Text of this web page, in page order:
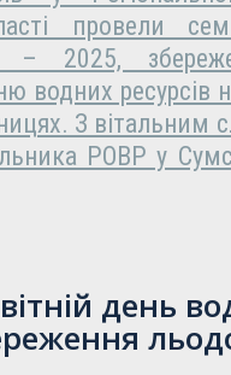
провели
– 2025,
водних ресурсів
З вітальним
РОВР у
день